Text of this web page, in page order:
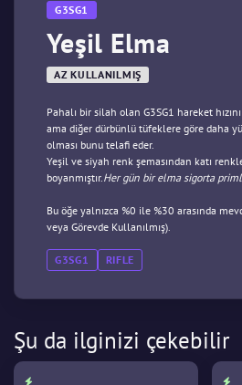
G3SG1
Yeşil Elma
AZ KULLANILMIŞ
Pahalı bir silah olan G3SG1 hareket
ama diğer dürbünlü tüfeklere göre daha
olması bunu telafi eder.
Yeşil ve siyah renk şemasından katı
boyanmıştır.Her gün bir elma sigorta
Bu öğe yalnızca %0 ile %30 arasında
veya Görevde Kullanılmış).
G3SG1 RIFLE
Şu da ilginizi çekebilir